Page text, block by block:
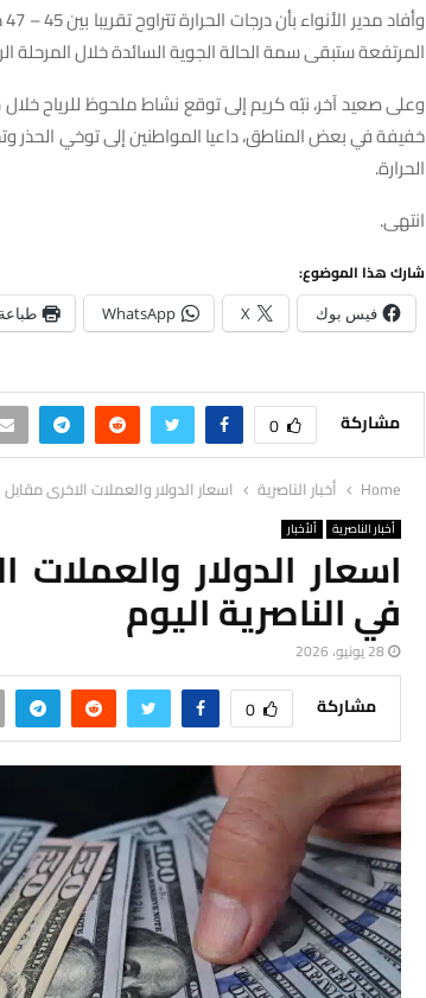
المرتفعة ستبقى سمة الحالة الجوية السائدة خلال
وعلى صعيد آخر، نبّه كريم إلى توقع نشاط ملحوظ للرياح
خفيفة في بعض المناطق، داعيا المواطنين إلى توخي
الحرارة.
انتهى.
شارك هذا الموضوع:
فيس بوك X
WhatsApp طباعة
مشاركة 0
Home أخبار الناصرية اسعار الدولار والعملات الاخرى مقابل
أخبار الناصرية ألأخبار
اسعار الدولار والعملات
في الناصرية اليوم
28 يونيو، 2026
مشاركة 0